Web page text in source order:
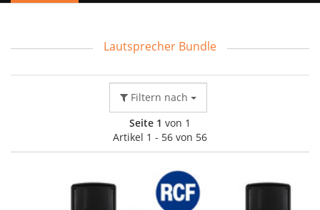
Lautsprecher Bundle
Filtern nach
Seite 1 von 1
Artikel 1 - 56 von 56